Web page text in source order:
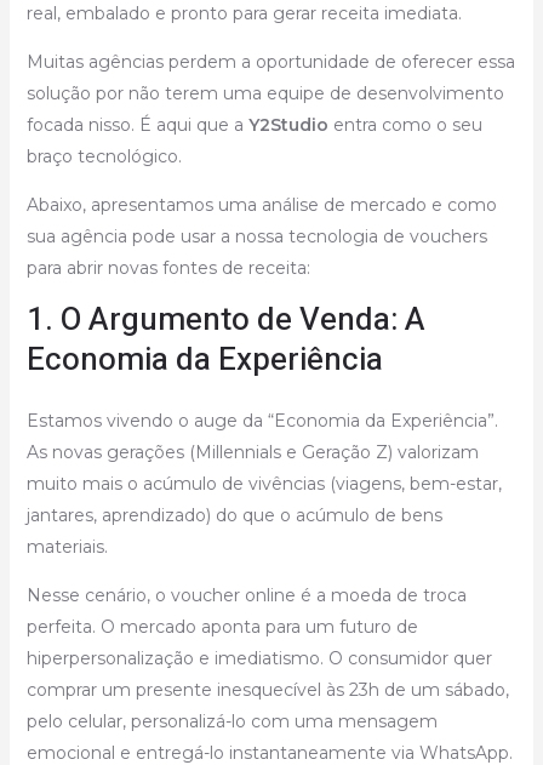
real, embalado e pronto para gerar receita imediata.
Muitas agências perdem a oportunidade de oferecer essa
solução por não terem uma equipe de desenvolvimento
focada nisso. É aqui que a Y2Studio entra como o seu
braço tecnológico.
Abaixo, apresentamos uma análise de mercado e como
sua agência pode usar a nossa tecnologia de vouchers
para abrir novas fontes de receita:
1. O Argumento de Venda: A
Economia da Experiência
Estamos vivendo o auge da “Economia da Experiência”.
As novas gerações (Millennials e Geração Z) valorizam
muito mais o acúmulo de vivências (viagens, bem-estar,
jantares, aprendizado) do que o acúmulo de bens
materiais.
Nesse cenário, o voucher online é a moeda de troca
perfeita. O mercado aponta para um futuro de
hiperpersonalização e imediatismo. O consumidor quer
comprar um presente inesquecível às 23h de um sábado,
pelo celular, personalizá-lo com uma mensagem
emocional e entregá-lo instantaneamente via WhatsApp.